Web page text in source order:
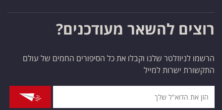
רוצים להשאר מעודכנים?
הרשמו לניוזלטר שלנו וקבלו את כל הסיפורים החמים של עולם
התקשורת ישרות למייל